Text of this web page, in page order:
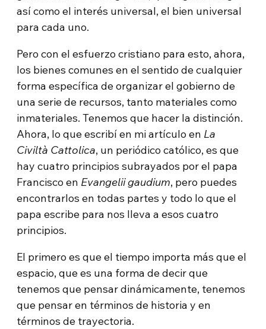
así como el interés universal, el bien universal
para cada uno.
Pero con el esfuerzo cristiano para esto, ahora,
los bienes comunes en el sentido de cualquier
forma específica de organizar el gobierno de
una serie de recursos, tanto materiales como
inmateriales. Tenemos que hacer la distinción.
Ahora, lo que escribí en mi artículo en La
Civiltà Cattolica, un periódico católico, es que
hay cuatro principios subrayados por el papa
Francisco en Evangelii gaudium, pero puedes
encontrarlos en todas partes y todo lo que el
papa escribe para nos lleva a esos cuatro
principios.
El primero es que el tiempo importa más que el
espacio, que es una forma de decir que
tenemos que pensar dinámicamente, tenemos
que pensar en términos de historia y en
términos de trayectoria.